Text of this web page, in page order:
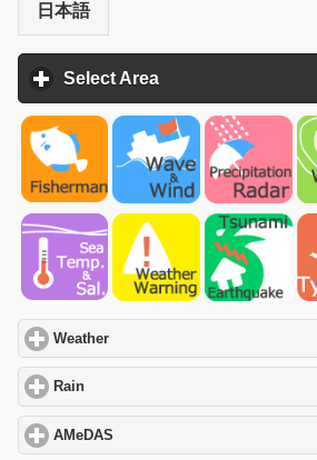
日本語
Select Area
Weather
Rain
AMeDAS